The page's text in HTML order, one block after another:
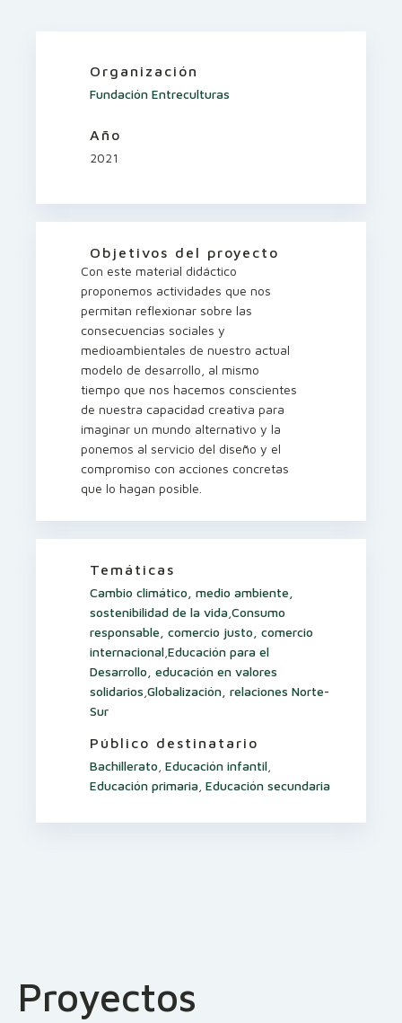
Organización
Fundación Entreculturas
Año
2021
Objetivos del proyecto
Con este material didáctico
proponemos actividades que nos
permitan reflexionar sobre las
consecuencias sociales y
medioambientales de nuestro actual
modelo de desarrollo, al mismo
tiempo que nos hacemos conscientes
de nuestra capacidad creativa para
imaginar un mundo alternativo y la
ponemos al servicio del diseño y el
compromiso con acciones concretas
que lo hagan posible.
Temáticas
Cambio climático, medio ambiente,
sostenibilidad de la vida Consumo
responsable, comercio justo, comercio
internacional Educación para el
Desarrollo, educación en valores
solidarios Globalización, relaciones Norte-
Sur
Público destinatario
Bachillerato Educación infantil
Educación primaria Educación secundaria
Proyectos